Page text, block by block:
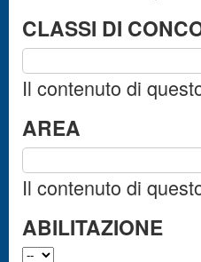
CLASSI DI
Il contenuto di
AREA
Il contenuto di
ABILITAZIONE